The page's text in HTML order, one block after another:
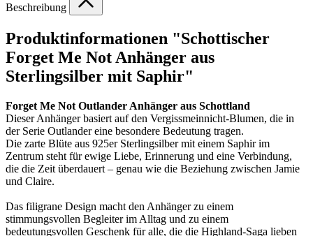
Beschreibung
Produktinformationen "Schottischer
Forget Me Not Anhänger aus
Sterlingsilber mit Saphir"
Forget Me Not Outlander Anhänger aus Schottland
Dieser Anhänger basiert auf den Vergissmeinnicht-Blumen, die in
der Serie Outlander eine besondere Bedeutung tragen.
Die zarte Blüte aus 925er Sterlingsilber mit einem Saphir im
Zentrum steht für ewige Liebe, Erinnerung und eine Verbindung,
die die Zeit überdauert – genau wie die Beziehung zwischen Jamie
und Claire.
Das filigrane Design macht den Anhänger zu einem
stimmungsvollen Begleiter im Alltag und zu einem
bedeutungsvollen Geschenk für alle, die die Highland-Saga lieben